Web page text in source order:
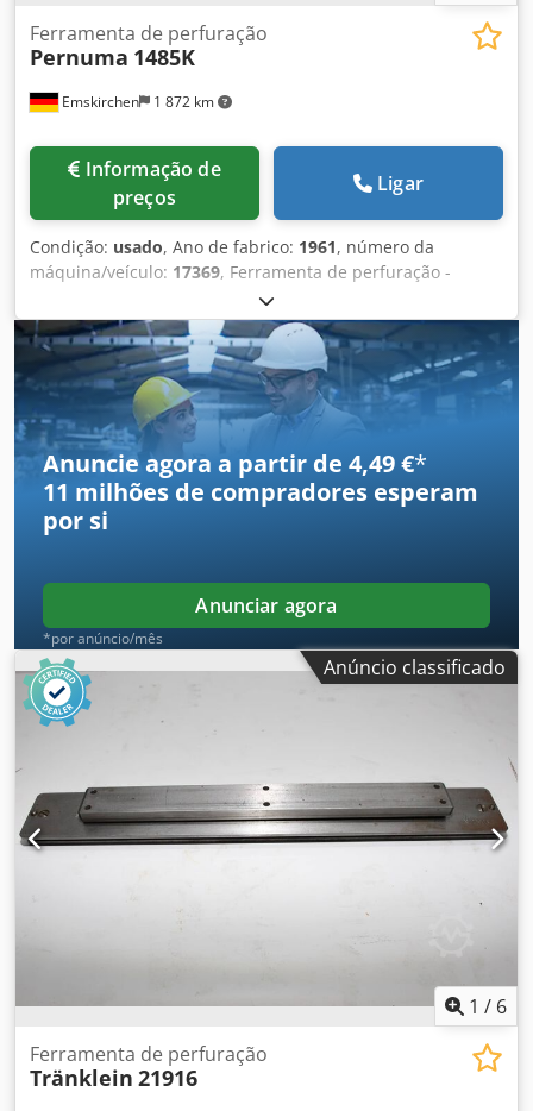
Emskirchen 1 872 km
Ferramenta de perfuração
Pernuma 1485K
preços
Ligar
Condição: usado, Ano de fabrico: 1961, número da
máquina/veículo: 17369, Ferramenta de perfuração -
Ferramenta de perfuração Pernuma 1485Ano 1961 - N.º de
série 17369 Inspeção de vídeo online por Skype-Video
Codpfxeh Axkrj Af Herf Ficaríamos muito satisfeitos com a
sua visita - mais máquinas em stock Disponível de
imediato - Pode ser inspeccionado Emskirchen /
Nuremberga - Pode ser testado
Anuncie agora a partir de 4,49 €*
11 milhões de compradores esperam
por si
Anunciar agora
*por anúncio/mês
Anúncio classificado
1 / 6
Ferramenta de perfuração
Tränklein 21916